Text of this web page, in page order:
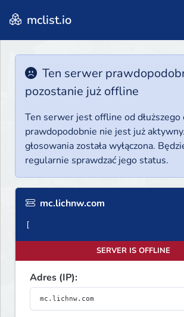
mclist.io
Ten serwer
pozostanie już offline
Ten serwer jest offline od dłuższego
prawdopodobnie nie jest już
głosowania została wyłączona.
regularnie sprawdzać jego status.
mc.lichnw.com
SERVER IS OFFLINE
Adres (IP):